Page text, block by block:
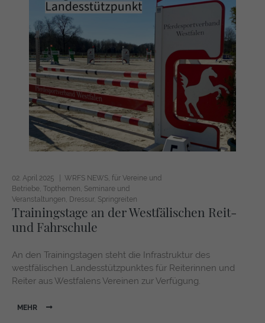
02. April 2025 WRFS NEWS für Vereine und
Betriebe Topthemen Seminare und
Veranstaltungen
Dressur Springreiten
Trainingstage an der Westfälischen Reit-
und Fahrschule
An den Trainingstagen steht die Infrastruktur des
westfälischen Landesstützpunktes für Reiterinnen und
Reiter aus Westfalens Vereinen zur Verfügung.
MEHR